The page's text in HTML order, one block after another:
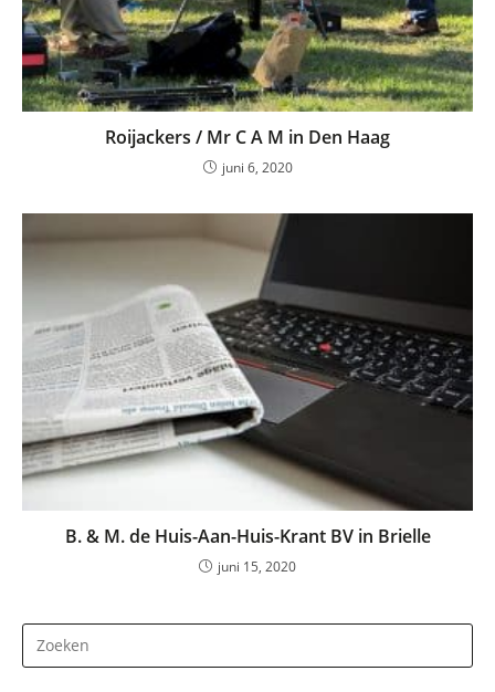
Roijackers / Mr C A M in Den Haag
juni 6, 2020
B. & M. de Huis-Aan-Huis-Krant BV in Brielle
juni 15, 2020
op